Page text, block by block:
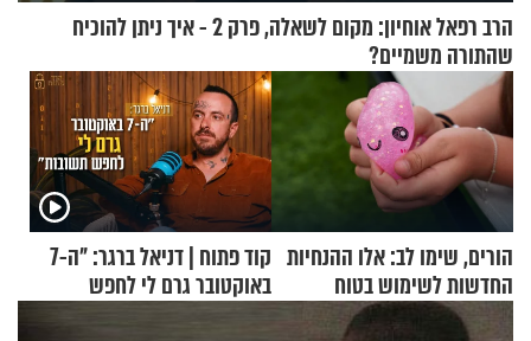
הרב רפאל אוחיון: מקום לשאלה, פרק 2 - איך ניתן להוכיח
שהתורה משמיים?
הורים, שימו לב: אלו ההנחיות
החדשות לשימוש בטוח
בסקווישי לאחר מקרי אשפוז
קוד פתוח | דניאל ברגר: "ה-7
באוקטובר גרם לי לחפש